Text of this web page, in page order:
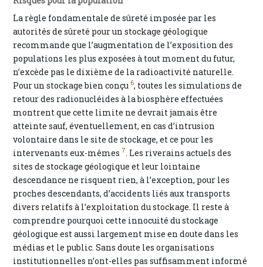
La règle fondamentale de sûreté imposée par les
autorités de sûreté pour un stockage géologique
recommande que l’augmentation de l’exposition des
populations les plus exposées à tout moment du futur,
n’excède pas le dixième de la radioactivité naturelle.
Pour un stockage bien conçu 6, toutes les simulations de
retour des radionucléides à la biosphère effectuées
montrent que cette limite ne devrait jamais être
atteinte sauf, éventuellement, en cas d’intrusion
volontaire dans le site de stockage, et ce pour les
intervenants eux-mêmes 7. Les riverains actuels des
sites de stockage géologique et leur lointaine
descendance ne risquent rien, à l’exception, pour les
proches descendants, d’accidents liés aux transports
divers relatifs à l’exploitation du stockage. Il reste à
comprendre pourquoi cette innocuité du stockage
géologique est aussi largement mise en doute dans les
médias et le public. Sans doute les organisations
institutionnelles n’ont-elles pas suffisamment informé